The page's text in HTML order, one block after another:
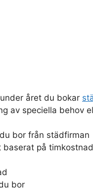
året du bokar
av speciella behov
bor från städfirman
baserat på
bor